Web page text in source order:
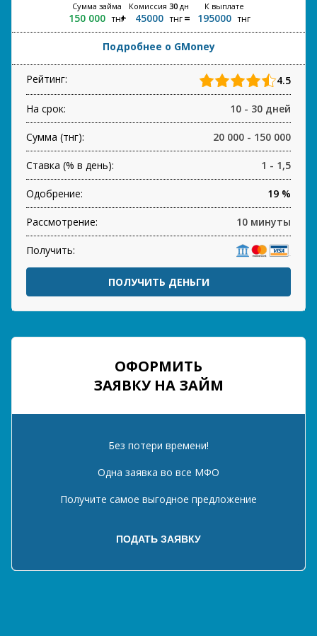
Сумма займа
150 000 тнг
Комиссия 30дн
45000 тнг
К выплате
195000 тнг
Подробнее о GMoney
Рейтинг: 4.5
На срок: 10 - 30 дней
Сумма (тнг): 20 000 - 150 000
Ставка (% в день): 1 - 1,5
Одобрение: 19 %
Рассмотрение: 10 минуты
Получить:
ПОЛУЧИТЬ ДЕНЬГИ
ОФОРМИТЬ
ЗАЯВКУ НА ЗАЙМ
Без потери времени!
Одна заявка во все МФО
Получите самое выгодное предложение